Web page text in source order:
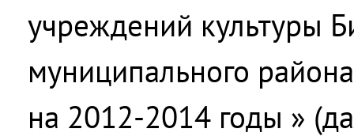
учреждений культуры
муниципального района
на 2012-2014 годы »